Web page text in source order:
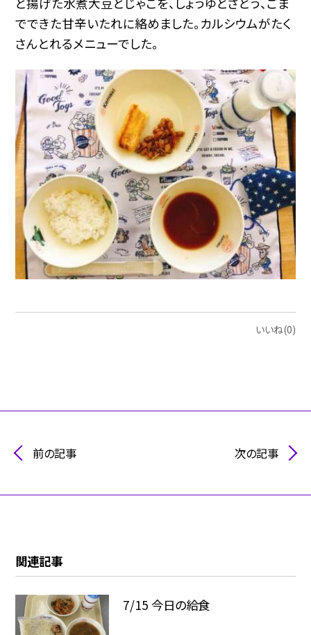
でできた甘辛いたれに絡めました。カルシウムがたく
さんとれるメニューでした。
いいね(0)
前の記事 次の記事
関連記事
7/15 今日の給食